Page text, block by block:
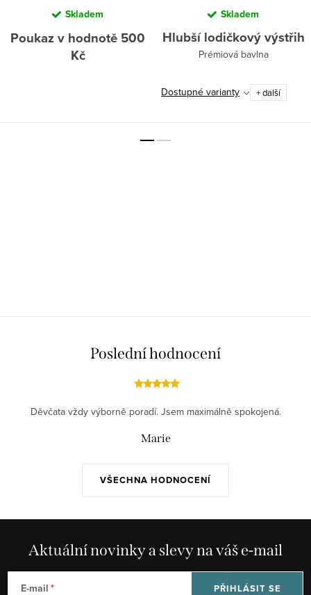
Skladem
Poukaz v hodnotě 500
Kč
Skladem
Hlubší lodičkový výstřih
Prémiová bavlna
Dostupné varianty + další
Poslední hodnocení
VŠECHNA HODNOCENÍ
Děvčata vždy výborně poradí. Jsem maximálně spokojená.
Marie
Aktuální novinky a slevy na váš e-mail
E-mail PŘIHLÁSIT SE